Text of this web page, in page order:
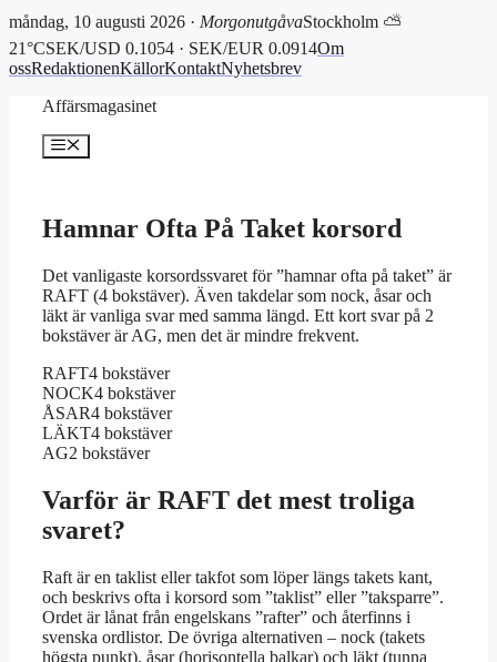
måndag, 10 augusti 2026 · MorgonutgåvaStockholm ⛅
21°CSEK/USD 0.1054 · SEK/EUR 0.0914Om
ossRedaktionenKällorKontaktNyhetsbrev
Affärsmagasinet
Meny
Hamnar Ofta På Taket korsord
Det vanligaste korsordssvaret för ”hamnar ofta på taket” är
RAFT (4 bokstäver). Även takdelar som nock, åsar och
läkt är vanliga svar med samma längd. Ett kort svar på 2
bokstäver är AG, men det är mindre frekvent.
RAFT4 bokstäver
NOCK4 bokstäver
ÅSAR4 bokstäver
LÄKT4 bokstäver
AG2 bokstäver
Varför är RAFT det mest troliga
svaret?
Raft är en taklist eller takfot som löper längs takets kant,
och beskrivs ofta i korsord som ”taklist” eller ”taksparre”.
Ordet är lånat från engelskans ”rafter” och återfinns i
svenska ordlistor. De övriga alternativen – nock (takets
högsta punkt), åsar (horisontella balkar) och läkt (tunna